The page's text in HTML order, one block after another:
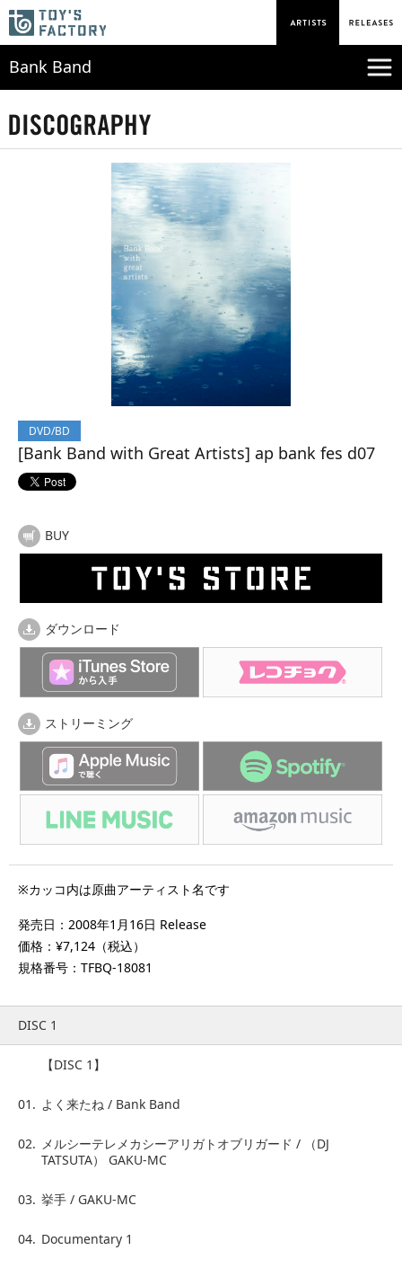
Bank Band
DVD/BD
[Bank Band with Great Artists] ap bank fes d07
BUY
ダウンロード
ストリーミング
※カッコ内は原曲アーティスト名です
発売日：2008年1月16日 Release
価格：¥7,124（税込）
規格番号：TFBQ-18081
DISC 1
【DISC 1】
01. よく来たね / Bank Band
02. メルシーテレメカシーアリガトオブリガード / （DJ
TATSUTA） GAKU-MC
03. 挙手 / GAKU-MC
04. Documentary 1